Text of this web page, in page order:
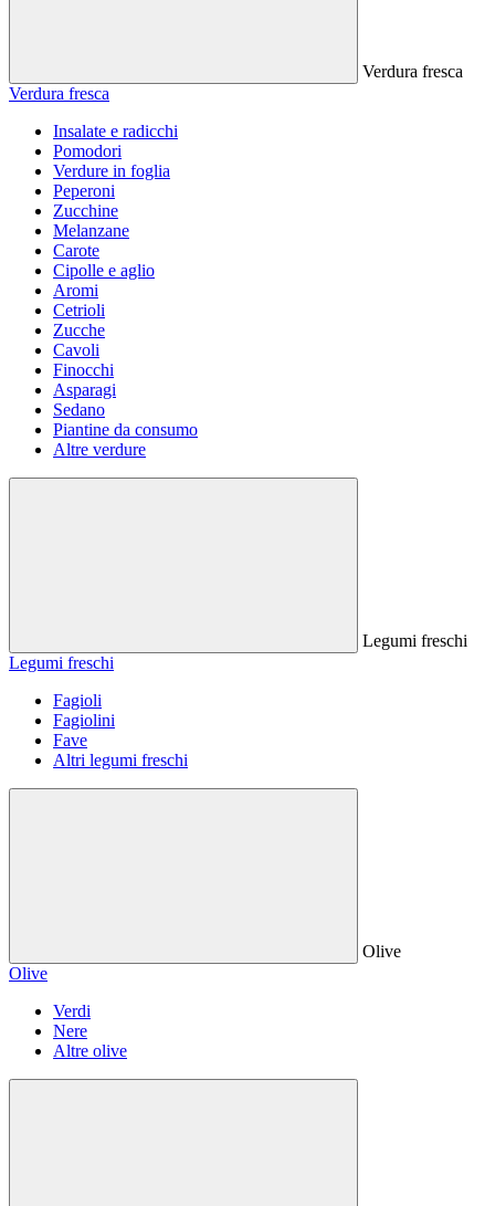
Verdura fresca
Verdura fresca
Insalate e radicchi
Pomodori
Verdure in foglia
Peperoni
Zucchine
Melanzane
Carote
Cipolle e aglio
Aromi
Cetrioli
Zucche
Cavoli
Finocchi
Asparagi
Sedano
Piantine da consumo
Altre verdure
Legumi freschi
Legumi freschi
Fagioli
Fagiolini
Fave
Altri legumi freschi
Olive
Olive
Verdi
Nere
Altre olive